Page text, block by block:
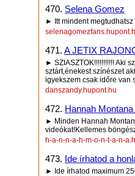
470. Selena Gomez
► Itt mindent
471. A JETIX
► SZIASZTOK!!!!!!!!!!! Aki
sztárt,énekest színészet
igyekszem csak időre van
danszandy.hupont.hu
472. Hannah
► Minden Hannah
videókat!Kellemes
h-a-n-n-a-h-m-o-n-t-a-n-
473. Ide írhatod a
► Ide írhatod maximum